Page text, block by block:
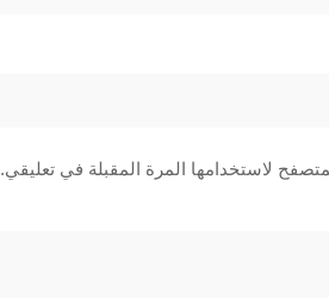
لاستخدامها المرة المقبلة في تعليقي.